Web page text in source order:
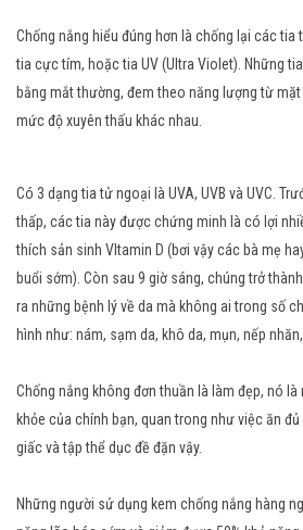
Chống nắng hiểu đúng hơn là chống lại các
tia cực tím, hoặc tia UV (Ultra Violet). Những
bằng mắt thường, đem theo năng lượng từ
mức độ xuyên thấu khác nhau.
Có 3 dạng tia tử ngoại là UVA, UVB và UVC.
thấp, các tia này được chứng minh là có lợi
thích sản sinh VItamin D (bơi vậy các bà mẹ
buổi sớm). Còn sau 9 giờ sáng, chúng trở
ra những bệnh lý về da mà không ai trong số
hình như: nám, sạm da, khô da, mụn, nếp nhăn,
Chống nắng không đơn thuần là làm đẹp, nó
khỏe của chính bạn, quan trong như việc ăn
giấc và tập thể dục đề đặn vậy.
Những người sử dụng kem chống nắng hàng